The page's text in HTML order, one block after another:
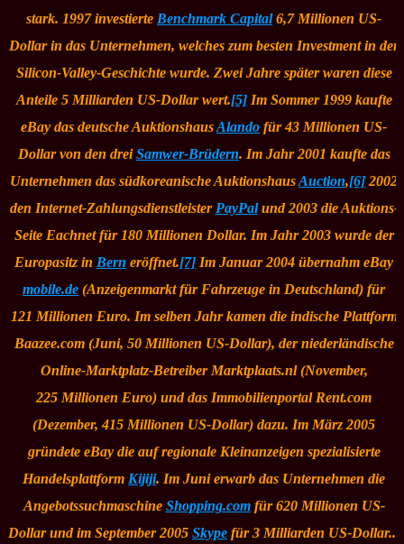
stark. 1997 investierte Benchmark Capital6,7 Millionen US-
Dollar in das Unternehmen, welches zum besten Investment in der
Silicon-Valley-Geschichte wurde. Zwei Jahre später waren diese
Anteile 5 Milliarden US-Dollar wert.[5]Im Sommer 1999 kaufte
eBay das deutsche AuktionshausAlando für 43 Millionen US-
Dollar von den dreiSamwer-Brüdern. Im Jahr 2001 kaufte das
Unternehmen das südkoreanische AuktionshausAuction,[6] 2002
den Internet-Zahlungsdienstleister PayPalund 2003 die Auktions-
Seite Eachnet für 180 Millionen Dollar. Im Jahr 2003 wurde der
Europasitz in Bern eröffnet.[7] Im Januar 2004 übernahm eBay
mobile.de (Anzeigenmarkt für Fahrzeuge in Deutschland) für
121 Millionen Euro. Im selben Jahr kamen die indische Plattform
Baazee.com (Juni, 50 Millionen US-Dollar), der niederländische
Online-Marktplatz-Betreiber Marktplaats.nl (November,
225 Millionen Euro) und das Immobilienportal Rent.com
(Dezember, 415 Millionen US-Dollar) dazu. Im März 2005
gründete eBay die auf regionale Kleinanzeigen spezialisierte
Handelsplattform Kijiji. Im Juni erwarb das Unternehmen die
Angebotssuchmaschine Shopping.comfür 620 Millionen US-
Dollar und im September 2005Skype für 3 Milliarden US-Dollar...